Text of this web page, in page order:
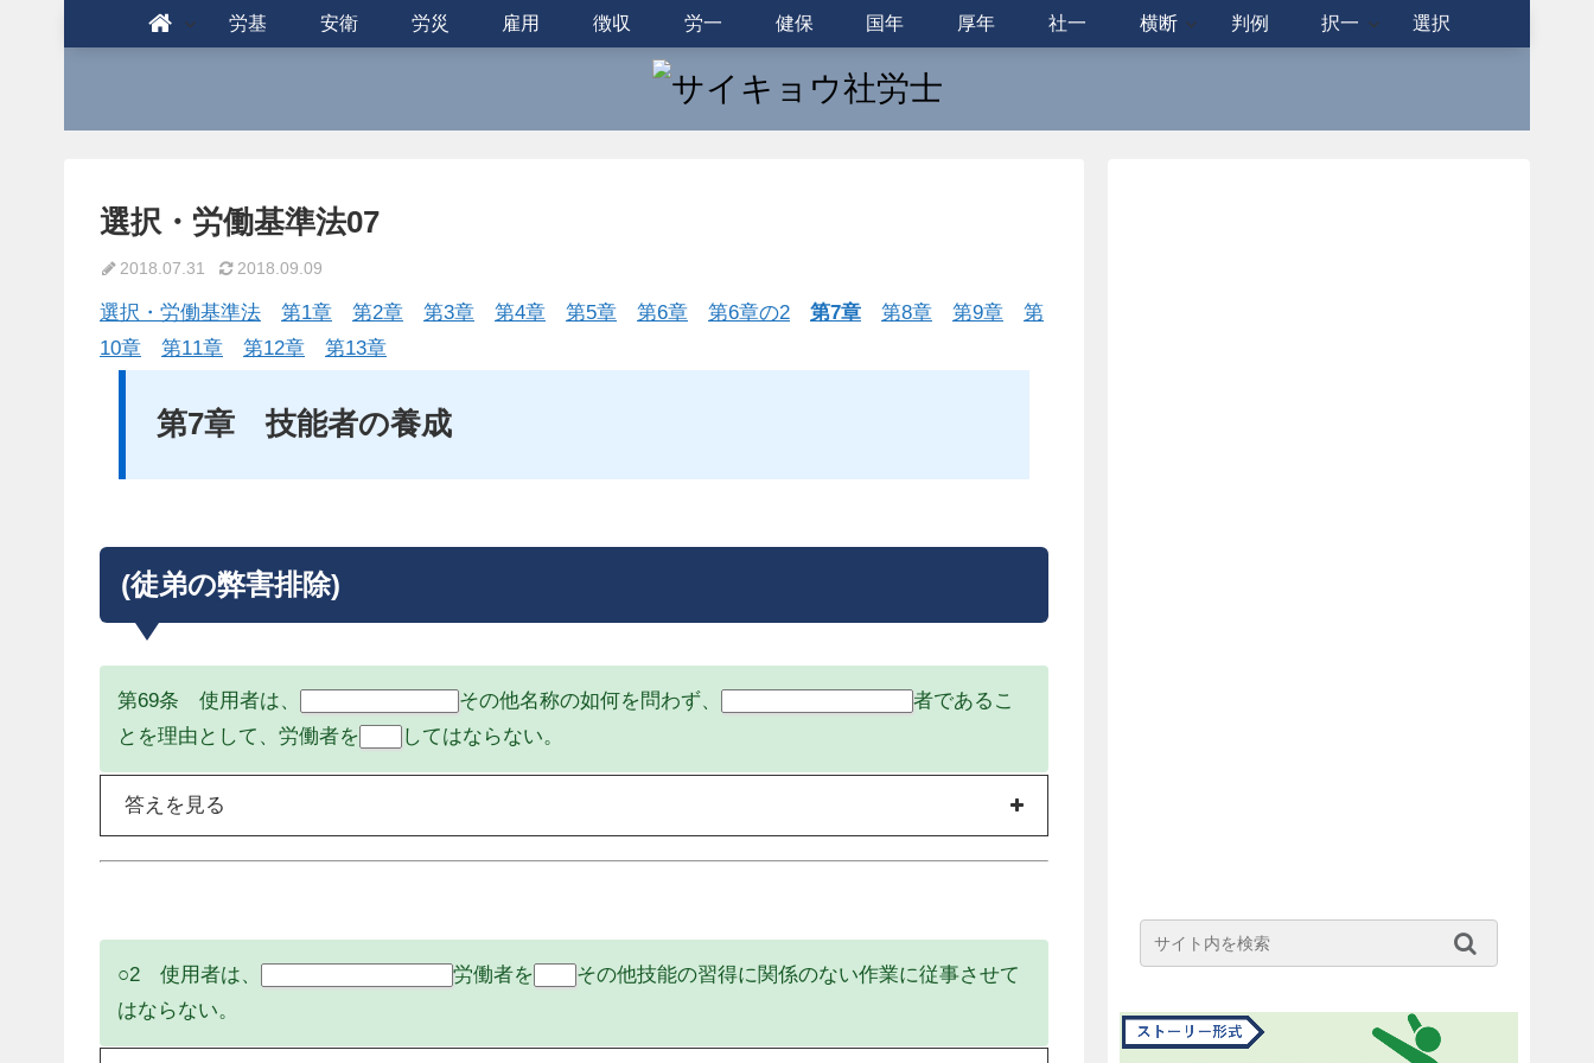
労基 安衛 労災 雇用 徴収 労一 健保 国年 厚年 社一 横断 判例 択一 選択
選択・労働基準法07
2018.07.31 2018.09.09
選択・労働基準法 第1章 第2章 第3章 第4章 第5章 第6章 第6章の2 第7章 第8章 第9章
第
10章
第11章 第12章 第13章
第7章 技能者の養成
(徒弟の弊害排除)
第69条 使用者は、 その他名称の如何を問わず、
者であるこ
とを理由として、労働者を
してはならない。
答えを見る
○2 使用者は、 労働者を
その他技能の習得に関係のない作業に従事させて
はならない。